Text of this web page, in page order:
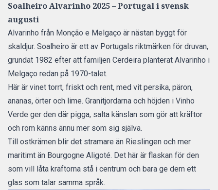
Soalheiro Alvarinho 2025 – Portugal i svensk
augusti
Alvarinho från Monção e Melgaço är nästan byggt för
skaldjur. Soalheiro är ett av Portugals riktmärken för druvan,
grundat 1982 efter att familjen Cerdeira planterat Alvarinho i
Melgaço redan på 1970-talet.
Här är vinet torrt, friskt och rent, med vit persika, päron,
ananas, örter och lime. Granitjordarna och höjden i Vinho
Verde ger den där pigga, salta känslan som gör att kräftor
och rom känns ännu mer som sig själva.
Till ostkrämen blir det stramare än Rieslingen och mer
maritimt än Bourgogne Aligoté. Det här är flaskan för den
som vill låta kräftorna stå i centrum och bara ge dem ett
glas som talar samma språk.